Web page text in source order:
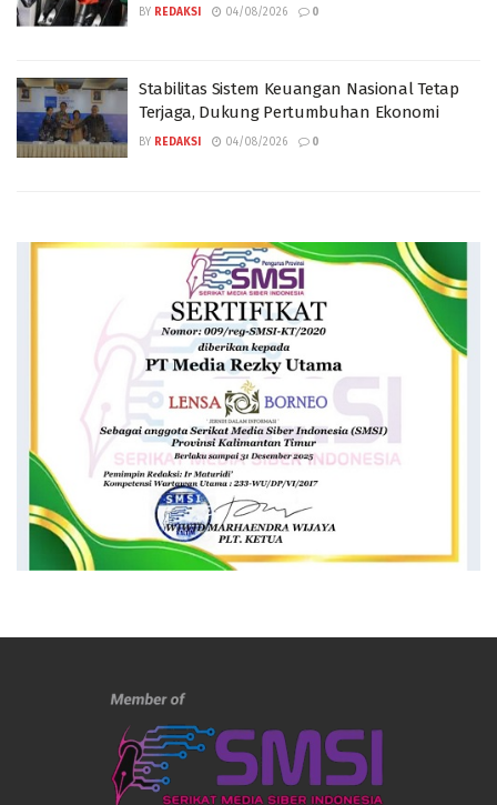
BY REDAKSI 04/08/2026 0
Stabilitas Sistem Keuangan Nasional Tetap
Terjaga, Dukung Pertumbuhan Ekonomi
BY REDAKSI 04/08/2026 0